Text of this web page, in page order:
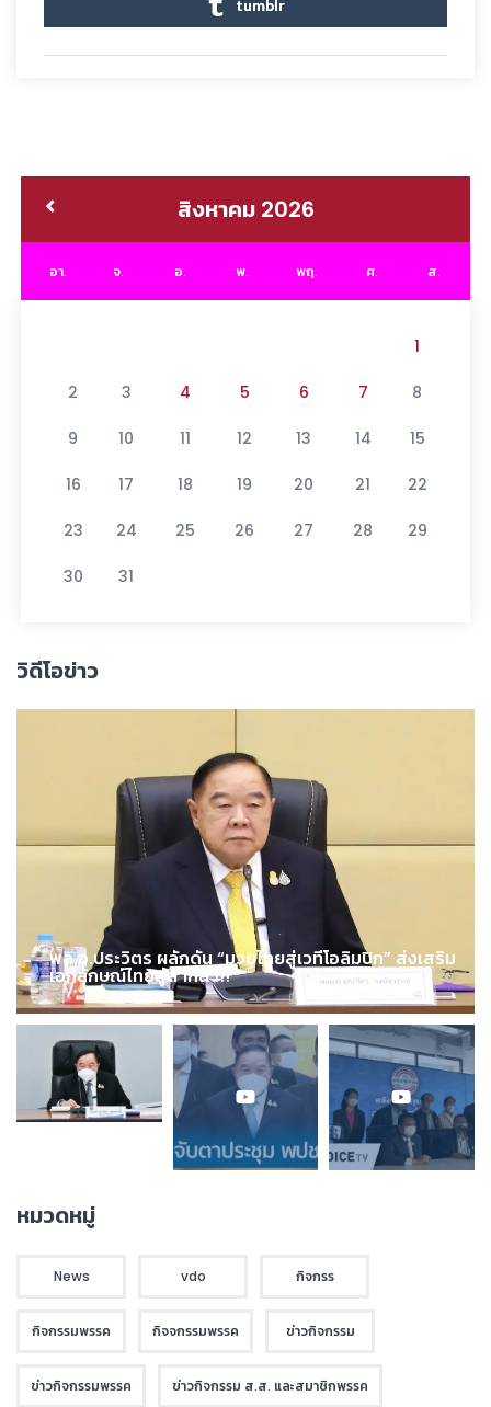
tumblr
สิงหาคม 2026
อา. จ. อ. พ. พฤ. ศ. ส.
1
2 3 4 5 6 7 8
9 10 11 12 13 14 15
16 17 18 19 20 21 22
23 24 25 26 27 28 29
30 31
วิดีโอข่าว
พล.อ.ประวิตร ผลักดัน “มวยไทยสู่เวทีโอลิมปิก” ส่งเสริม
เอกลักษณ์ไทยสู่สากล !!!
หมวดหมู่
News vdo กิจกรร
กิจกรรมพรรค กิจจกรรมพรรค ข่าวกิจกรรม
ข่าวกิจกรรมพรรค ข่าวกิจกรรม ส.ส. และสมาชิกพรรค